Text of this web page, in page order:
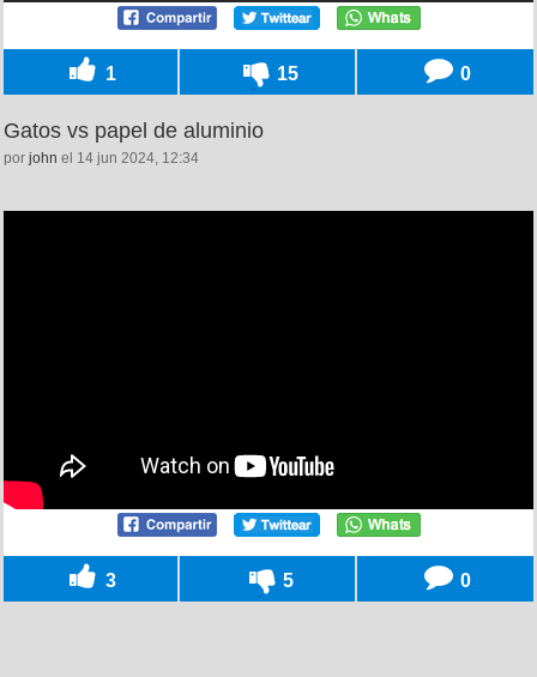
1 15 0
Gatos vs papel de aluminio
por john el 14 jun 2024, 12:34
3 5 0